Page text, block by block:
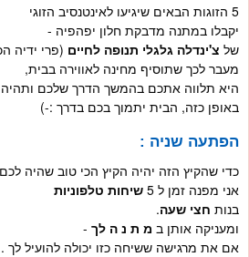
5 הזוגות הבאים שיגיעו לאינטנסיב הזוגי
יקבלו במתנה מדבקת חלון יפהפיה -
של צ'ינדלה גלגלי תנופה לחיים (פרי ידיה
מעבר לכך שתוסיף מחינה לאווירה בבית,
היא תלווה אתכם בהמשך הדרך שלכם
באופן כזה, הבית יתמוך בכם בדרך :-)
הפתעה שניה :
כדי שהקיץ הזה יהיה הקיץ הכי טוב שהיה
אני מפנה זמן ל 5 שיחות טלפוניות
בנות חצי שעה.
ומעניקה אותן ב מ ת נ ה לך -
אם את מרגישה ששיחה כזו יכולה להועיל לך .